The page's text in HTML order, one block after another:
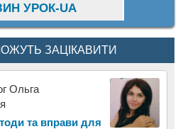
УРОК-UA
ЗАЦІКАВИТИ
Ольга
та вправи для